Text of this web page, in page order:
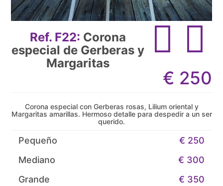
Ref. F22: Corona
especial de Gerberas y
Margaritas
€ 250
Corona especial con Gerberas rosas, Lilium oriental y
Margaritas amarillas. Hermoso detalle para despedir a un ser
querido.
Pequeño
€ 250
Mediano
€ 300
Grande
€ 350